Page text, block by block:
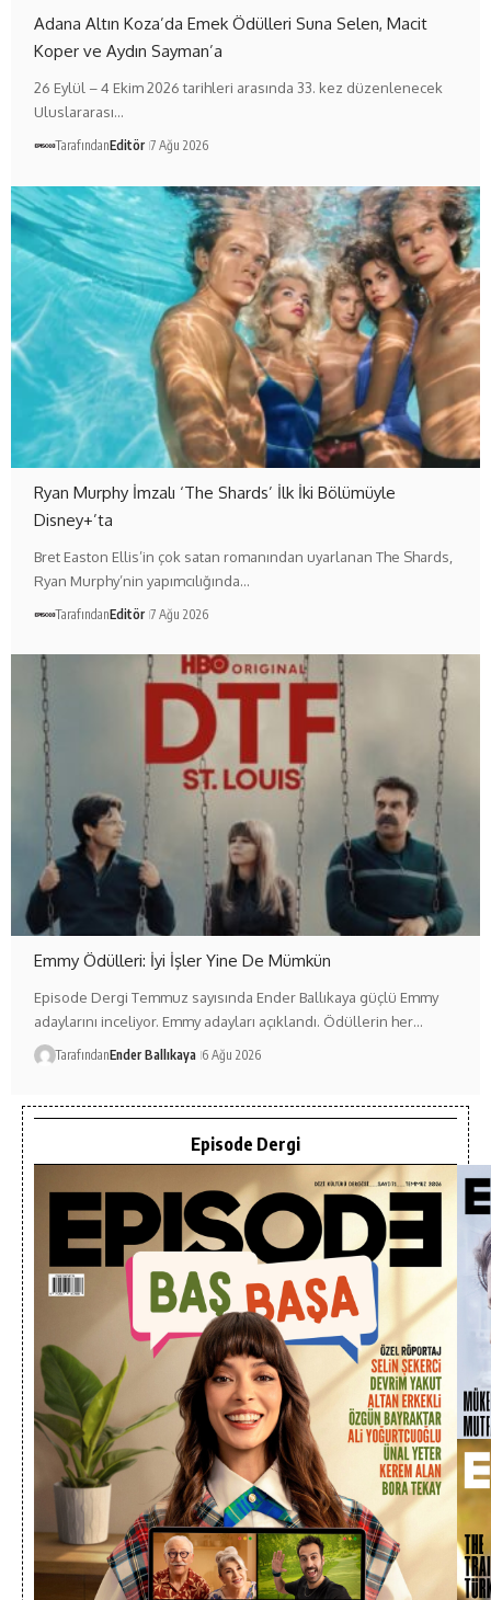
Adana Altın Koza’da Emek Ödülleri Suna Selen, Macit
Koper ve Aydın Sayman’a
26 Eylül – 4 Ekim 2026 tarihleri arasında 33. kez düzenlenecek
Uluslararası…
TarafındanEditör 7 Ağu 2026
Ryan Murphy İmzalı ‘The Shards’ İlk İki Bölümüyle
Disney+’ta
Bret Easton Ellis’in çok satan romanından uyarlanan The Shards,
Ryan Murphy’nin yapımcılığında…
TarafındanEditör 7 Ağu 2026
Emmy Ödülleri: İyi İşler Yine De Mümkün
Episode Dergi Temmuz sayısında Ender Ballıkaya güçlü Emmy
adaylarını inceliyor. Emmy adayları açıklandı. Ödüllerin her…
TarafındanEnder Ballıkaya 6 Ağu 2026
Episode Dergi